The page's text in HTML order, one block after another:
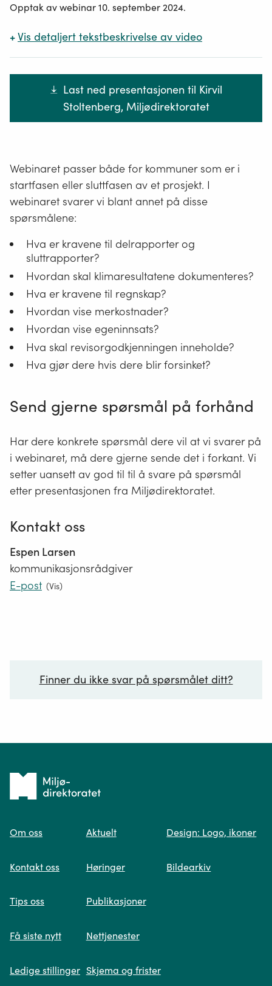
+Vis detaljert tekstbeskrivelse av video
Opptak av webinar 10. september 2024.
Last ned presentasjonen til Kirvil
Stoltenberg, Miljødirektoratet
Webinaret passer både for kommuner som er i
startfasen eller sluttfasen av et prosjekt. I
webinaret svarer vi blant annet på disse
spørsmålene:
Hva er kravene til delrapporter og
sluttrapporter?
Hvordan skal klimaresultatene dokumenteres?
Hva er kravene til regnskap?
Hvordan vise merkostnader?
Hvordan vise egeninnsats?
Hva skal revisorgodkjenningen inneholde?
Hva gjør dere hvis dere blir forsinket?
Send gjerne spørsmål på forhånd
Har dere konkrete spørsmål dere vil at vi svarer på
i webinaret, må dere gjerne sende det i forkant. Vi
setter uansett av god til til å svare på spørsmål
etter presentasjonen fra Miljødirektoratet.
Kontakt oss
Espen Larsen
kommunikasjonsrådgiver
E-post (Vis)
Finner du ikke svar på spørsmålet ditt?
Spør oss
søk og viser deg vår mest relevante
Tilbake
forsiden
Om oss
Kontakt oss
Tips oss
Få siste nytt
Ledige stillinger
Aktuelt
Høringer
Publikasjoner
Nettjenester
Skjema og frister
Design: Logo, ikoner
Bildearkiv